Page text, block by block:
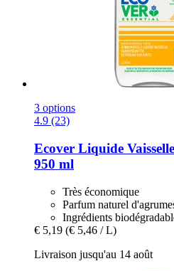
3 options
4.9 (23)
Ecover Liquide
950 ml
Très économique
Parfum naturel
Ingrédients
€ 5,19 (€ 5,46 / L)
Livraison jusqu'au 14 août